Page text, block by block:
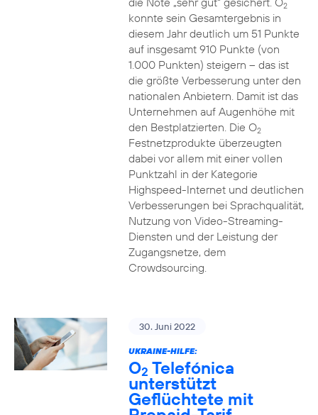
2
konnte sein Gesamtergebnis in
diesem Jahr deutlich um 51 Punkte
auf insgesamt 910 Punkte (von
1.000 Punkten) steigern – das ist
die größte Verbesserung unter den
nationalen Anbietern. Damit ist das
Unternehmen auf Augenhöhe mit
den Bestplatzierten. Die O2
Festnetzprodukte überzeugten
dabei vor allem mit einer vollen
Punktzahl in der Kategorie
Highspeed-Internet und deutlichen
Verbesserungen bei Sprachqualität,
Nutzung von Video-Streaming-
Diensten und der Leistung der
Zugangsnetze, dem
Crowdsourcing.
30. Juni 2022
UKRAINE-HILFE:
O2 Telefónica
unterstützt
Geflüchtete mit